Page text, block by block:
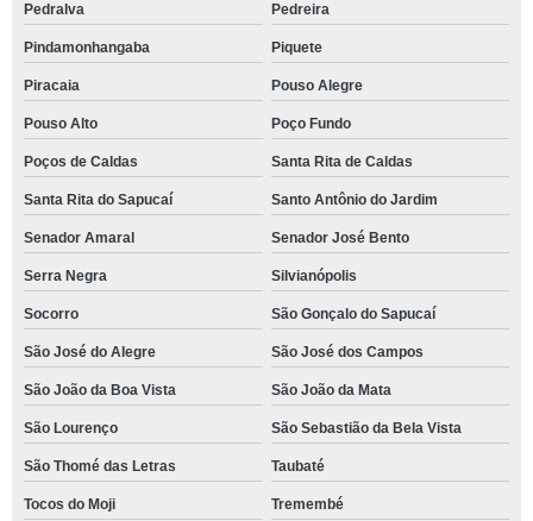
Pedralva Pedreira
Pindamonhangaba Piquete
Piracaia Pouso Alegre
Pouso Alto Poço Fundo
Poços de Caldas Santa Rita de Caldas
Santa Rita do Sapucaí Santo Antônio do Jardim
Senador Amaral Senador José Bento
Serra Negra Silvianópolis
Socorro São Gonçalo do Sapucaí
São José do Alegre São José dos Campos
São João da Boa Vista São João da Mata
São Lourenço São Sebastião da Bela Vista
São Thomé das Letras Taubaté
Tocos do Moji Tremembé